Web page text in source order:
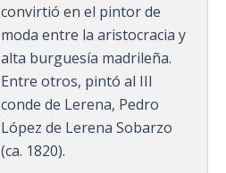
convirtió en el pintor de
moda entre la aristocracia y
alta burguesía madrileña.
Entre otros, pintó al III
conde de Lerena, Pedro
López de Lerena Sobarzo
(ca. 1820).